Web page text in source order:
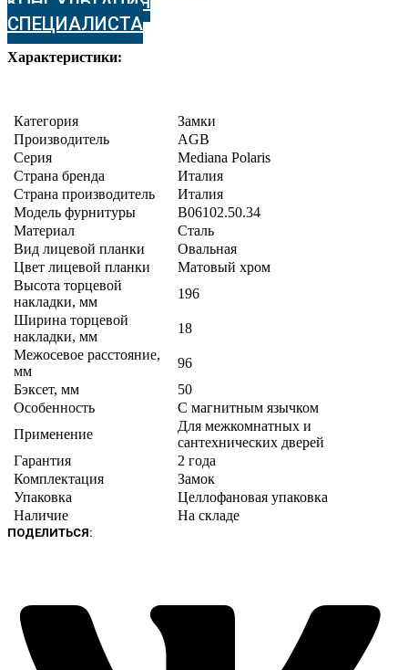
СПЕЦИАЛИСТА
Характеристики:
Категория
Замки
Производитель
AGB
Серия
Mediana Polaris
Страна бренда
Италия
Страна производитель
Италия
Модель фурнитуры
B06102.50.34
Материал
Сталь
Вид лицевой планки
Овальная
Цвет лицевой планки
Матовый хром
Высота торцевой
накладки, мм
196
Ширина торцевой
накладки, мм
18
Межосевое расстояние,
мм
96
Бэксет, мм
50
Особенность
С магнитным язычком
Применение
Для межкомнатных и
сантехнических дверей
Гарантия
2 года
Комплектация
Замок
Упаковка
Целлофановая упаковка
Наличие
На складе
ПОДЕЛИТЬСЯ: